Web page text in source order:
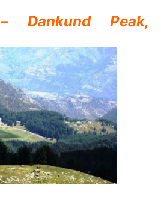
Dankund Peak,